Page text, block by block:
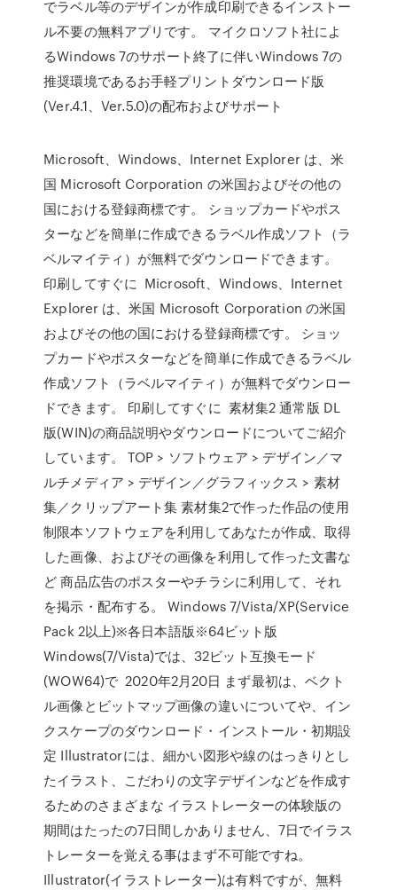
でラベル等のデザインが作成印刷できるインストー
ル不要の無料アプリです。 マイクロソフト社によ
るWindows 7のサポート終了に伴いWindows 7の
推奨環境であるお手軽プリントダウンロード版
(Ver.4.1、Ver.5.0)の配布およびサポート
Microsoft、Windows、Internet Explorer は、米
国 Microsoft Corporation の米国およびその他の
国における登録商標です。 ショップカードやポス
ターなどを簡単に作成できるラベル作成ソフト（ラ
ベルマイティ）が無料でダウンロードできます。
印刷してすぐに Microsoft、Windows、Internet
Explorer は、米国 Microsoft Corporation の米国
およびその他の国における登録商標です。 ショッ
プカードやポスターなどを簡単に作成できるラベル
作成ソフト（ラベルマイティ）が無料でダウンロー
ドできます。 印刷してすぐに 素材集2 通常版 DL
版(WIN)の商品説明やダウンロードについてご紹介
しています。 TOP > ソフトウェア > デザイン／マ
ルチメディア > デザイン／グラフィックス > 素材
集／クリップアート集 素材集2で作った作品の使用
制限本ソフトウェアを利用してあなたが作成、取得
した画像、およびその画像を利用して作った文書な
ど 商品広告のポスターやチラシに利用して、それ
を掲示・配布する。 Windows 7/Vista/XP(Service
Pack 2以上)※各日本語版※64ビット版
Windows(7/Vista)では、32ビット互換モード
(WOW64)で 2020年2月20日 まず最初は、ベクト
ル画像とビットマップ画像の違いについてや、イン
クスケープのダウンロード・インストール・初期設
定 Illustratorには、細かい図形や線のはっきりとし
たイラスト、こだわりの文字デザインなどを作成す
るためのさまざまな イラストレーターの体験版の
期間はたったの7日間しかありません、7日でイラス
トレーターを覚える事はまず不可能ですね。
Illustrator(イラストレーター)は有料ですが、無料